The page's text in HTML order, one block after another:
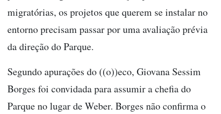
migratórias, os projetos que querem se instalar no
entorno precisam passar por uma avaliação prévia
da direção do Parque.
Segundo apurações do ((o))eco, Giovana Sessim
Borges foi convidada para assumir a chefia do
Parque no lugar de Weber. Borges não confirma o